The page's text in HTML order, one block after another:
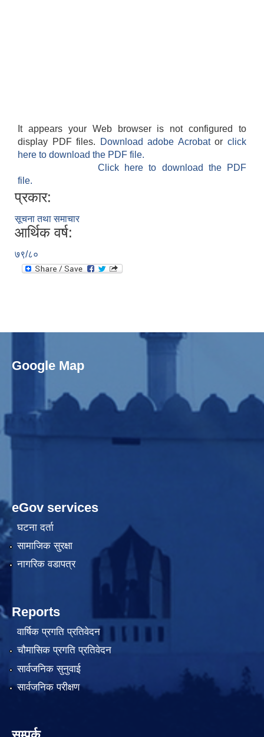
It appears your Web browser is not configured to
display PDF files.
Download adobe Acrobatorclick
here to download the PDF file.
Click here to download the PDF
file.
प्रकार:
सूचना तथा समाचार
आर्थिक वर्ष:
७९/८०
Google Map
eGov services
घटना दर्ता
सामाजिक सुरक्षा
नागरिक वडापत्र
Reports
वार्षिक प्रगति प्रतिवेदन
चौमासिक प्रगति प्रतिवेदन
सार्वजनिक सुनुवाई
सार्वजनिक परीक्षण